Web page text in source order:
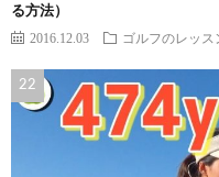
る方法）
2016.12.03 ゴルフのレッス